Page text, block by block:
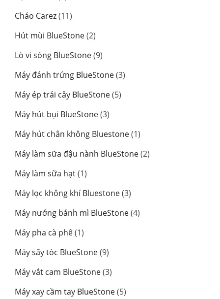
phẩm
Chảo Carez 1111
phẩm
Hút mùi BlueStone 22
phẩm
Lò vi sóng BlueStone 99
phẩm
Máy đánh trứng BlueStone 33
Máy ép trái cây BlueStone 55
Máy hút bụi BlueStone 33
Máy hút chân không Bluestone 11
phẩm
Máy làm sữa đậu nành BlueStone 22
Máy làm sữa hạt 11
Máy lọc không khí Bluestone 33
phẩm
Máy nướng bánh mì BlueStone 44
Máy pha cà phê 11
phẩm
Máy sấy tóc BlueStone 99
phẩm
Máy vắt cam BlueStone 33
Máy xay cầm tay BlueStone 55